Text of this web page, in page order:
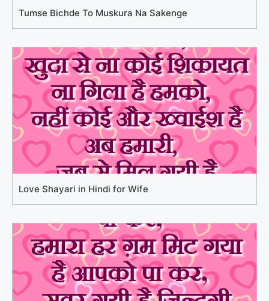
Tumse Bichde To Muskura Na Sakenge
Love Shayari in Hindi for Wife